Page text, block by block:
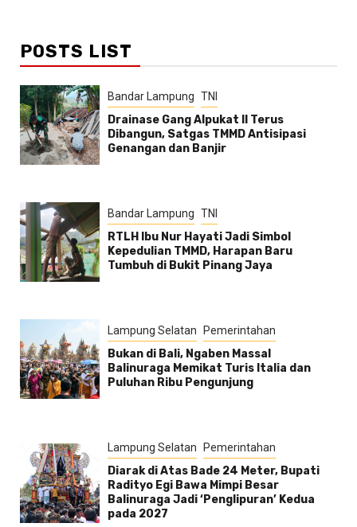
POSTS LIST
Bandar Lampung TNI
Drainase Gang Alpukat II Terus
Dibangun, Satgas TMMD Antisipasi
Genangan dan Banjir
Bandar Lampung TNI
RTLH Ibu Nur Hayati Jadi Simbol
Kepedulian TMMD, Harapan Baru
Tumbuh di Bukit Pinang Jaya
Lampung Selatan Pemerintahan
Bukan di Bali, Ngaben Massal
Balinuraga Memikat Turis Italia dan
Puluhan Ribu Pengunjung
Lampung Selatan Pemerintahan
Diarak di Atas Bade 24 Meter, Bupati
Radityo Egi Bawa Mimpi Besar
Balinuraga Jadi ‘Penglipuran’ Kedua
pada 2027